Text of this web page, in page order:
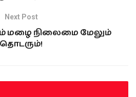
Next Post
மழை நிலைமை மேலும்
தொடரும்!